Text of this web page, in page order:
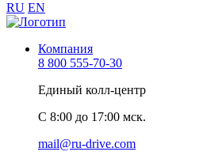
RU EN
Компания
8 800 555-70-30
Единый колл-центр
C 8:00 до 17:00 мск.
mail@ru-drive.com